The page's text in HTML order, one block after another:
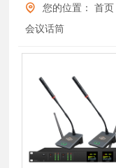
您的位置： 首页
会议话筒